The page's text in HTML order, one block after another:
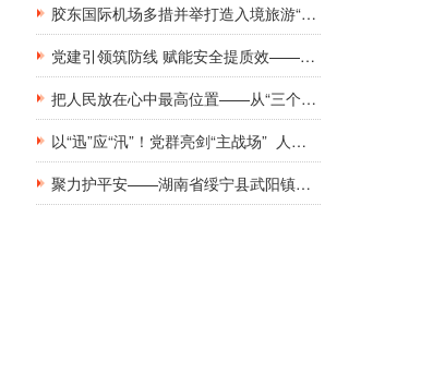
胶东国际机场多措并举打造入境旅游“第一窗口”九项举措精准发力，助力青岛建设国际滨海旅游度假胜地
党建引领筑防线 赋能安全提质效——新钢集团工地工棚区域安全管理创新实践研究
把人民放在心中最高位置——从“三个坚持”领悟基层党建工作的为民初心
以“迅”应“汛”！党群亮剑“主战场” 人民至上“践初心”
聚力护平安——湖南省绥宁县武阳镇与消防救援队伍共庆建军佳节